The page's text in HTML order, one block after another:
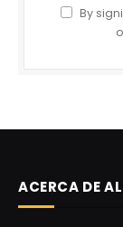
By
ACERCA DE